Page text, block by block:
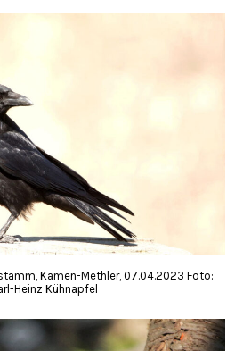
Kamen-Methler, 07.04.2023 Foto:
Heinz Kühnapfel